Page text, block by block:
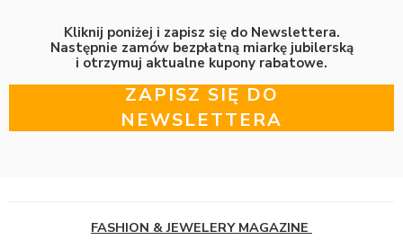
Kliknij poniżej i zapisz się do Newslettera.
Następnie zamów bezpłatną miarkę jubilerską
i otrzymuj aktualne kupony rabatowe.
ZAPISZ SIĘ DO
NEWSLETTERA
FASHION & JEWELERY MAGAZINE